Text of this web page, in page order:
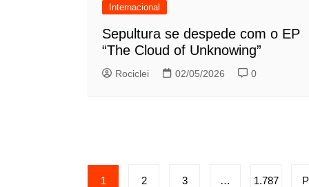
Internacional
Sepultura se despede com o EP
“The Cloud of Unknowing”
Rociclei 02/05/2026 0
Paginação
1 2 3 … 1.787